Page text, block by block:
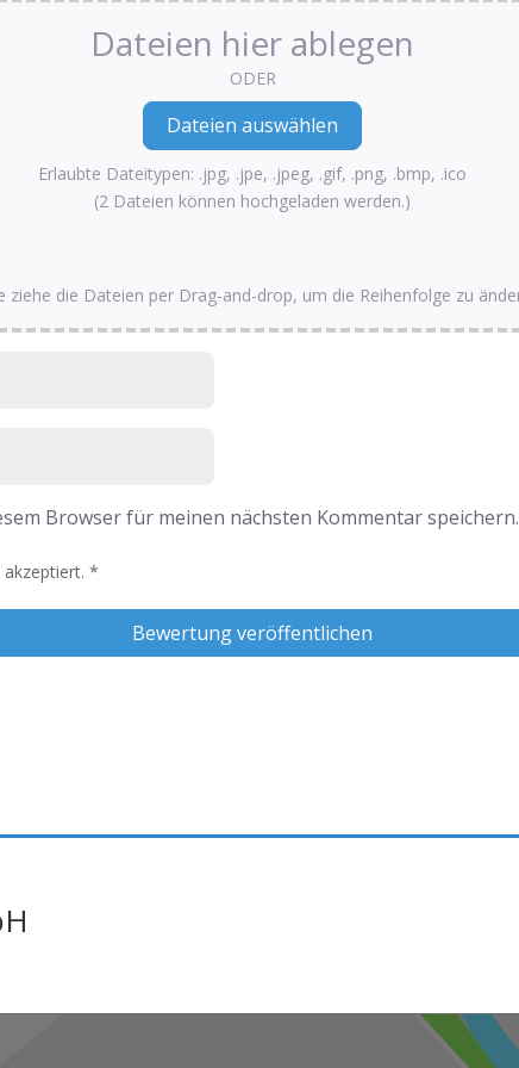
Dateien hier ablegen
ODER
Erlaubte Dateitypen: .jpg, .jpe, .jpeg, .gif, .png, .bmp, .ico
(2 Dateien können hochgeladen werden.)
ziehe die Dateien per Drag-and-drop, um die Reihenfolge zu
Browser für meinen nächsten Kommentar speichern.
akzeptiert. *